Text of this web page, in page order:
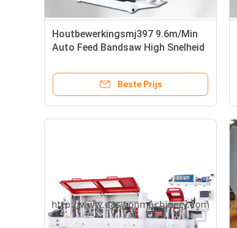
Houtbewerkingsmj397 9.6m/Min
Auto Feed Bandsaw High Snelheid
Beste Prijs